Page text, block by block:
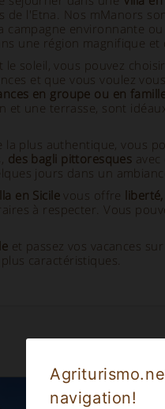
navigation!
de l'Etna. Nos mManors
campagne environnante
une région magnifique
le soleil, vous pouvez
et que vous voulez
en groupe ou en
et une terrasse, sont
la plus authentique, vous
des bagli pittoresques
jours dans un
en Sicilevous offre
à respecter. Vous
et passez vos vacances
caractéristiques.